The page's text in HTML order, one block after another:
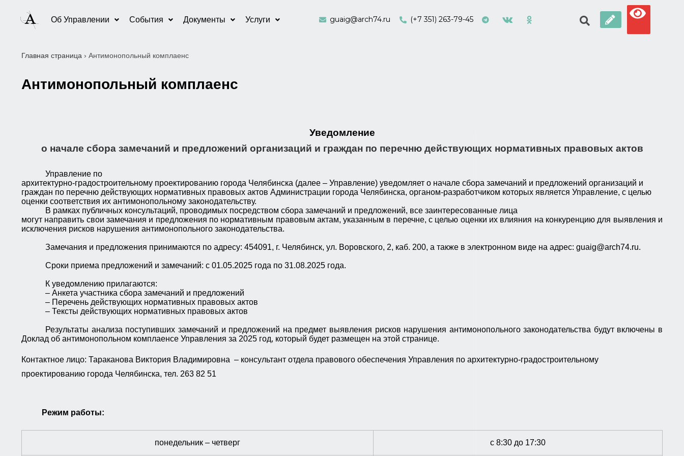
Об Управлении События Документы Услуги guaig@arch74.ru (+7 351) 263-79-45
Главная страница › Антимонопольный комплаeнс
Антимонопольный комплаeнс
Уведомление
о начале сбора замечаний и предложений организаций и граждан по перечню действующих нормативных правовых актов
Управление по
архитектурно-градостроительному проектированию города Челябинска (далее – Управление) уведомляет о начале сбора замечаний и предложений организаций и
граждан по перечню действующих нормативных правовых актов Администрации города Челябинска, органом-разработчиком которых является Управление, с целью
оценки соответствия их антимонопольному законодательству.
В рамках публичных консультаций, проводимых посредством сбора замечаний и предложений, все заинтересованные лица
могут направить свои замечания и предложения по нормативным правовым актам, указанным в перечне, с целью оценки их влияния на конкуренцию для выявления и
исключения рисков нарушения антимонопольного законодательства.
Замечания и предложения принимаются по адресу: 454091, г. Челябинск, ул. Воровского, 2, каб. 200, а также в электронном виде на адрес:guaig@arch74.ru.
Сроки приема предложений и замечаний: с 01.05.2025 года по 31.08.2025 года.
К уведомлению прилагаются:
– Анкета участника сбора замечаний и предложений
– Перечень действующих нормативных правовых актов
– Тексты действующих нормативных правовых актов
Результаты анализа поступивших замечаний и предложений на предмет выявления рисков нарушения антимонопольного законодательства будут включены в
Доклад об антимонопольном комплаенсе Управления за 2025 год, который будет размещен на этой странице.
Контактное лицо: Тараканова Виктория Владимировна – консультант отдела правового обеспечения Управления по архитектурно-градостроительному
проектированию города Челябинска, тел. 263 82 51
Режим работы:
понедельник – четверг с 8:30 до 17:30